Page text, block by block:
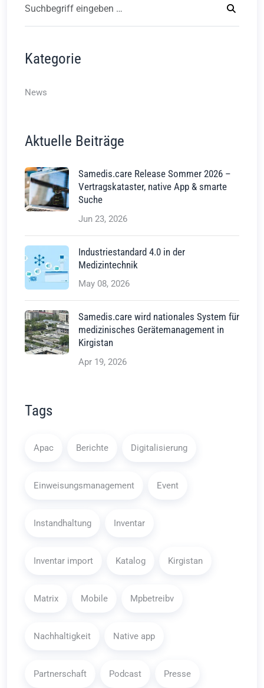
Kategorie
News
Aktuelle Beiträge
Samedis.care Release Sommer 2026 –
Vertragskataster, native App & smarte
Suche
Jun 23, 2026
Industriestandard 4.0 in der
Medizintechnik
May 08, 2026
Samedis.care wird nationales System für
medizinisches Gerätemanagement in
Kirgistan
Apr 19, 2026
Tags
Apac Berichte Digitalisierung
Einweisungsmanagement Event
Instandhaltung Inventar
Inventar import Katalog Kirgistan
Matrix Mobile Mpbetreibv
Nachhaltigkeit Native app
Partnerschaft Podcast Presse